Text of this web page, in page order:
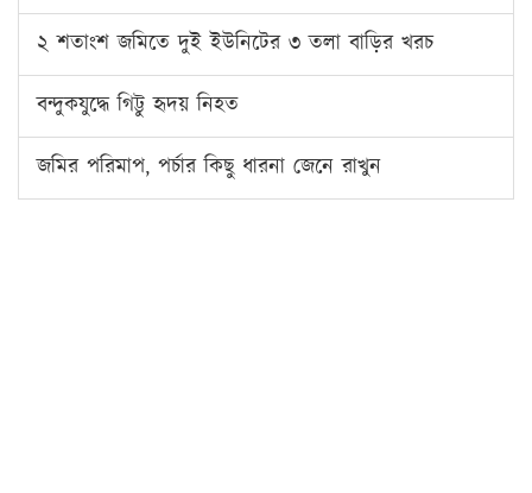
২ শতাংশ জমিতে দুই ইউনিটের ৩ তলা বাড়ির খরচ
বন্দুকযুদ্ধে গিট্টু হৃদয় নিহত
জমির পরিমাপ, পর্চার কিছু ধারনা জেনে রাখুন